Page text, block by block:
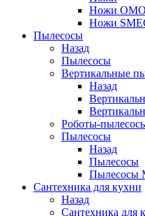
Ножи
Ножи
Пылесосы
Назад
Пылесосы
Вертикальные
Назад
Роботы-
Пылесосы
Назад
Пылесосы
Пылесосы
Сантехника для кухни
Назад
Сантехника для